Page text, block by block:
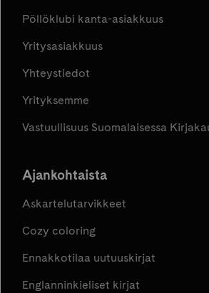
Pöllöklubi kanta-asiakkuus
Yritysasiakkuus
Yhteystiedot
Yrityksemme
Vastuullisuus Suomalaisessa
Ajankohtaista
Askartelutarvikkeet
Cozy coloring
Ennakkotilaa uutuuskirjat
Englanninkieliset kirjat